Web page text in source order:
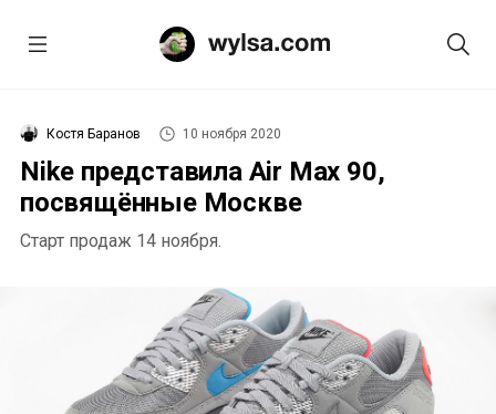
Костя Баранов 10 ноября 2020
Nike представила Air Max 90,
посвящённые Москве
Старт продаж 14 ноября.